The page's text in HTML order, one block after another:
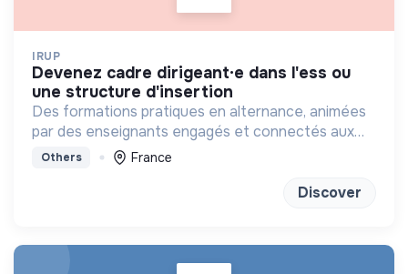
IRUP
devenez cadre dirigeant·e dans l'ess ou
une structure d'insertion
Des formations pratiques en alternance, animées
par des enseignants engagés et connectés aux
réalités sociales, basées sur la coopération et
Others France
Discover